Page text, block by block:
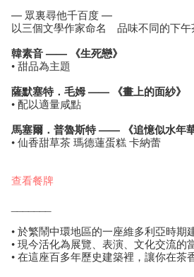
— 眾裏尋他千百度 —
以三個文學作家命名 品味不同的下午
韓素音 —— 《生死戀》
• 甜品為主題
薩默塞特．毛姆 —— 《畫上的面紗》
• 配以適量咸點
馬塞爾．普魯斯特 —— 《追憶似水年
• 仙香甜草茶 瑪德蓮蛋糕 卡納蕾
查看餐牌
• 於繁鬧中環地區的一座維多利亞時期
• 現今活化為展覽、表演、文化交流的
• 在這座百多年歷史建築裡，讓你在茶